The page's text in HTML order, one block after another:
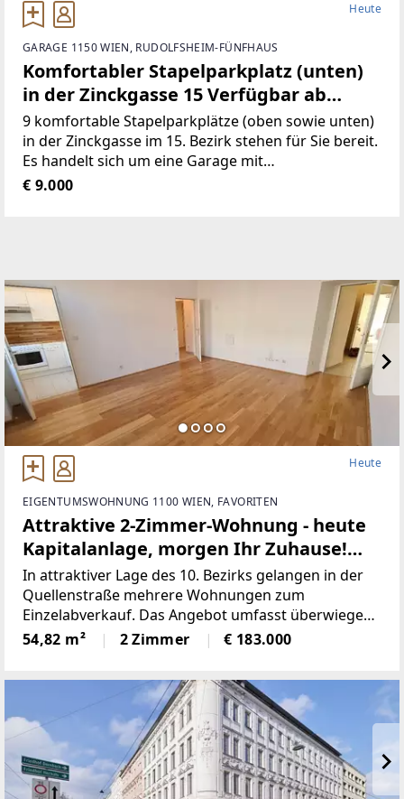
Heute
GARAGE 1150 WIEN, RUDOLFSHEIM-FÜNFHAUS
Komfortabler Stapelparkplatz (unten)
in der Zinckgasse 15 Verfügbar ab
01.01.2027
9 komfortable Stapelparkplätze (oben sowie unten)
in der Zinckgasse im 15. Bezirk stehen für Sie bereit.
Es handelt sich um eine Garage mit
Hebebühnenparkplätzen in einem gepflegten
€ 9.000
Heute
EIGENTUMSWOHNUNG 1100 WIEN, FAVORITEN
Attraktive 2-Zimmer-Wohnung - heute
Kapitalanlage, morgen Ihr Zuhause!
Befristet vermietet
In attraktiver Lage des 10. Bezirks gelangen in der
Quellenstraße mehrere Wohnungen zum
Einzelabverkauf. Das Angebot umfasst überwiegend
unbefristet und befristet vermietete sowie einige
leerstehende Einheiten mit Wohnflächen von ca. 15
54,82 m² 2 Zimmer € 183.000